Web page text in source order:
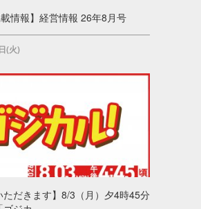
載情報】経営情報 26年8月号
(火)
ただきます】8/3（月）夕4時45分